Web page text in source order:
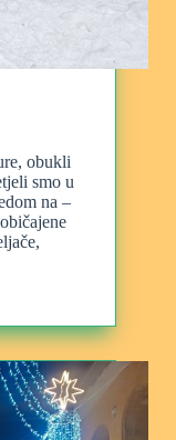
obukli
smo u
na –